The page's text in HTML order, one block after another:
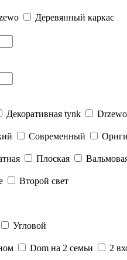
Деревянный каркас
Декоративная tynk Drzewo
Современный
Плоская
Второй свет
Угловой
Dom на 2 семьи
2